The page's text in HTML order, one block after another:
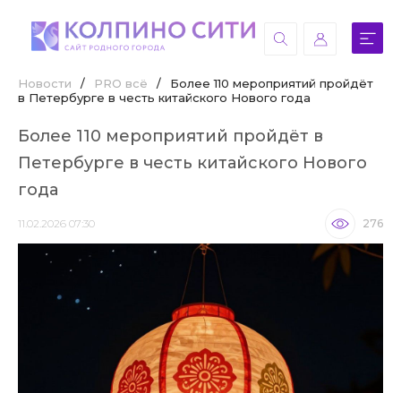
Новости / PRO всё /
Более 110 мероприятий пройдёт
в Петербурге в честь китайского Нового года
Более 110 мероприятий пройдёт в
Петербурге в честь китайского Нового
года
11.02.2026 07:30 276